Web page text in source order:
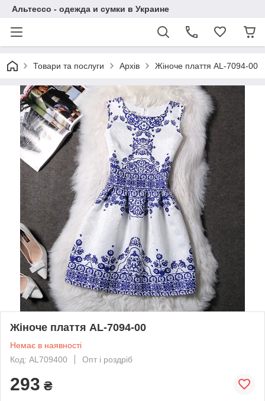
Альтессо - одежда и сумки в Украине
Товари та послуги Архів Жіноче плаття AL-7094-00
Жіноче плаття AL-7094-00
Немає в наявності
Код: AL709400
Опт і роздріб
293 ₴